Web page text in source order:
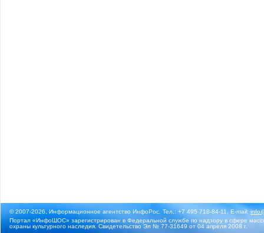
© 2007-2026, Информационное агентство ИнфоРос. Тел.: +7 495 718-84-11, E-mail:
Портал «ИнфоШОС» зарегистрирован в Федеральной службе по надзору в сфере
охраны культурного наследия. Свидетельство Эл № 77-31649 от 04 апреля 2008 г.